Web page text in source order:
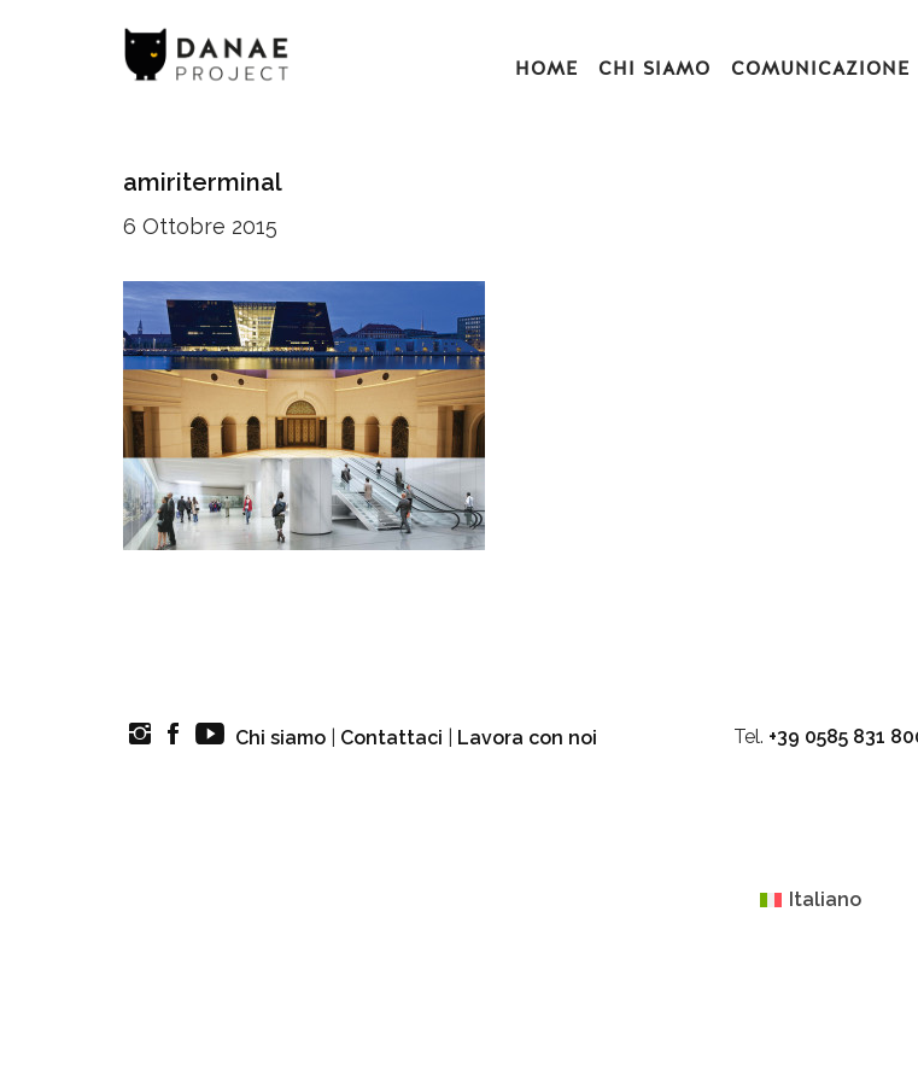
HOME CHI SIAMO COMUNICAZIONE
amiriterminal
6 Ottobre 2015
Chi siamo Contattaci Lavora con noi Tel. +39 0585 831
Italiano